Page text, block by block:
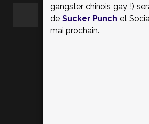
gangster chinois gay !)
de Sucker Punch et
mai prochain.